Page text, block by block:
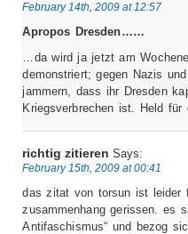
February 14th, 2009 at 12:57
Apropos Dresden……
…da wird ja jetzt am
demonstriert; gegen Nazis
jammern, dass ihr Dresden
Kriegsverbrechen ist. Held
richtig zitieren Says:
February 15th, 2009 at 00:41
das zitat von torsun ist leider
zusammenhang gerissen. es
Antifaschismus“ und bezog